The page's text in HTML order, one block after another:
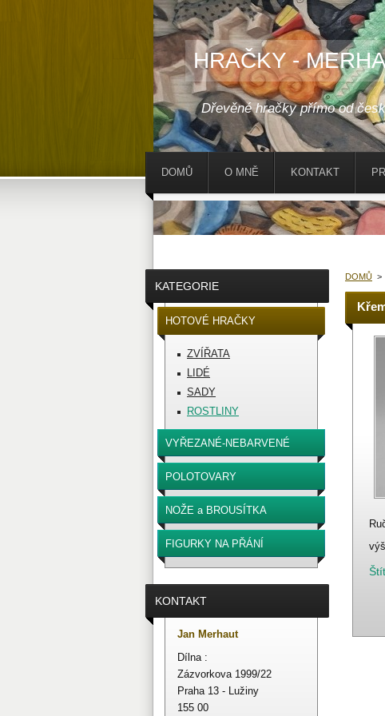
HRAČKY -
Dřevěné hračky přímo od
DOMŮ >
KATEGORIE
HOTOVÉ HRAČKY
ZVÍŘATA
LIDÉ
SADY
ROSTLINY
VYŘEZANÉ-NEBARVENÉ
POLOTOVARY
NOŽE a BROUSÍTKA
FIGURKY NA PŘÁNÍ
KONTAKT
Jan Merhaut
Dílna :
Zázvorkova 1999/22
Praha 13 - Lužiny
155 00
DOMŮ O MNĚ KONTAKT